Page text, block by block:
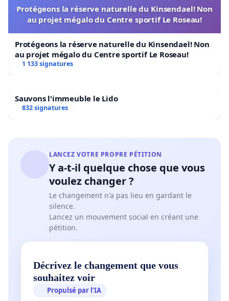
Protégeons la réserve naturelle du Kinsendael! Non
au projet mégalo du Centre sportif Le Roseau!
Protégeons la réserve naturelle du Kinsendael! Non
au projet mégalo du Centre sportif Le Roseau!
1 133 signatures
Sauvons l'immeuble le Lido
832 signatures
LANCEZ VOTRE PROPRE PÉTITION
Y a-t-il quelque chose que vous
voulez changer ?
Le changement n'a pas lieu en gardant le
silence.
Lancez un mouvement social en créant une
pétition.
Décrivez le changement que vous
souhaitez voir
Propulsé par l’IA